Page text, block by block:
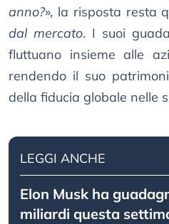
anno?», la risposta resta
dal mercato. I suoi
fluttuano insieme alle
rendendo il suo
della fiducia globale nelle
LEGGI ANCHE
Elon Musk ha
miliardi questa